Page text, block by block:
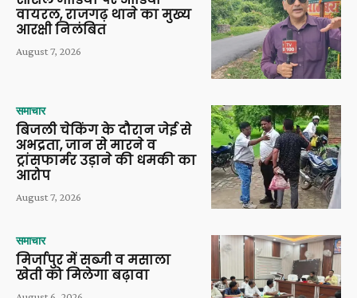
वायरल, राजगढ़ थाने का मुख्य
आरक्षी निलंबित
August 7, 2026
समाचार
बिजली चेकिंग के दौरान जेई से
अभद्रता, जान से मारने व
ट्रांसफार्मर उड़ाने की धमकी का
आरोप
August 7, 2026
समाचार
मिर्जापुर में सब्जी व मसाला
खेती को मिलेगा बढ़ावा